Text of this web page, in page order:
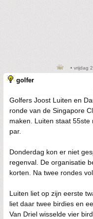
• vrijdag
golfer
Golfers Joost Luiten en
ronde van de Singapore
maken. Luiten staat
par.
Donderdag kon er niet
regenval. De organisatie
korten. Na twee rondes
Luiten liet op zijn eerste
liet daar twee birdies en
Van Driel wisselde vier